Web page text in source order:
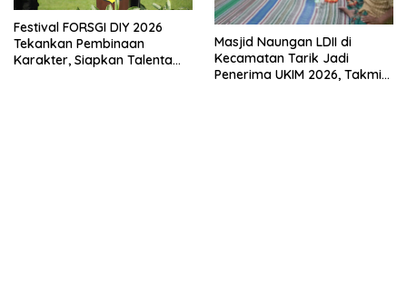
Festival FORSGI DIY 2026
Tekankan Pembinaan
Karakter, Siapkan Talenta
Masjid Naungan LDII di
Kecamatan Tarik Jadi
Penerima UKIM 2026, Takmir